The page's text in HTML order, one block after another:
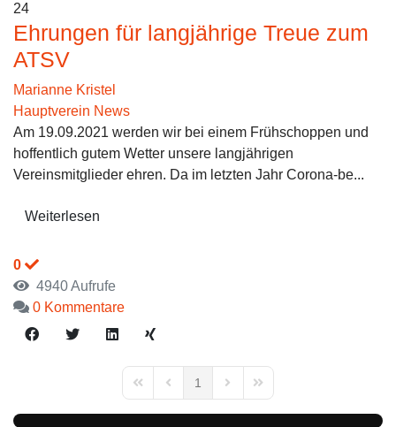
24
Ehrungen für langjährige Treue zum
ATSV
Marianne Kristel
Hauptverein News
Am 19.09.2021 werden wir bei einem Frühschoppen und
hoffentlich gutem Wetter unsere langjährigen
Vereinsmitglieder ehren. Da im letzten Jahr Corona-be...
Weiterlesen
0
4940 Aufrufe
0 Kommentare
First PagePrevious Page
1
Next PageLast Page